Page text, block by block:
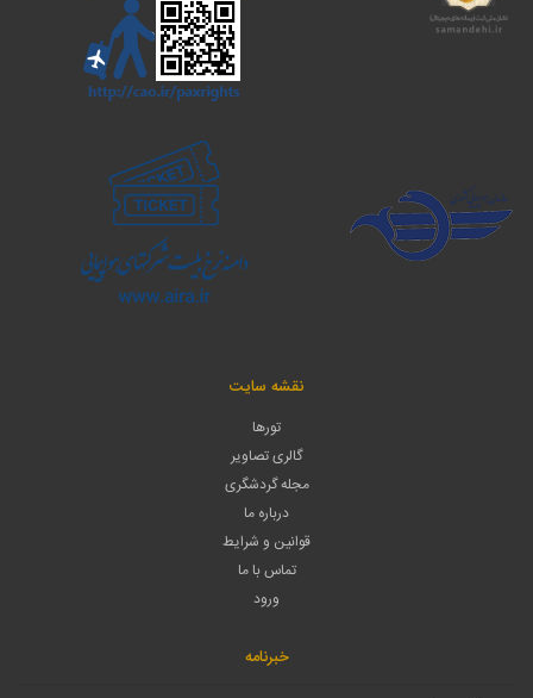
نقشه سایت
تورها
گالری تصاویر
مجله گردشگری
درباره ما
قوانین و شرایط
تماس با ما
ورود
خبرنامه